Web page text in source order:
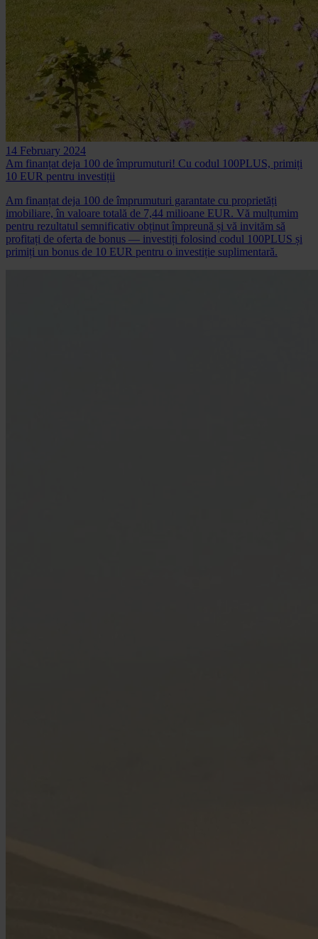
14 February 2024
Am finanțat deja 100 de împrumuturi! Cu codul 100PLUS, primiți
10 EUR pentru investiții
Am finanțat deja 100 de împrumuturi garantate cu proprietăți
imobiliare, în valoare totală de 7,44 milioane EUR. Vă mulțumim
pentru rezultatul semnificativ obținut împreună și vă invităm să
profitați de oferta de bonus — investiți folosind codul 100PLUS și
primiți un bonus de 10 EUR pentru o investiție suplimentară.